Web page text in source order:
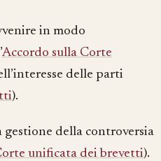
in modo
Accordo sulla Corte
delle parti
).
gestione della controversia
unificata dei brevetti).